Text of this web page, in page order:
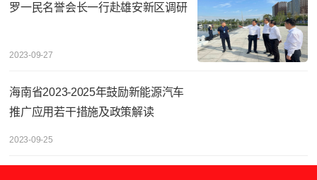
罗一民名誉会长一行赴雄安新区调研
2023-09-27
海南省2023-2025年鼓励新能源汽车
推广应用若干措施及政策解读
2023-09-25